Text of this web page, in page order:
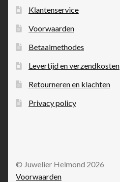
Klantenservice
Voorwaarden
Betaalmethodes
Levertijd en verzendkosten
Retourneren en klachten
Privacy policy
© Juwelier Helmond 2026
Voorwaarden